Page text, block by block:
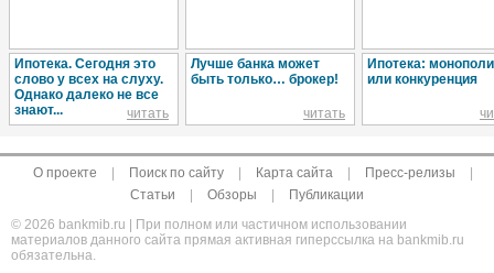
Ипотека. Сегодня это
слово у всех на слуху.
Однако далеко не все
знают...
читать
Лучше банка может
быть только… брокер!
читать
Ипотека:
или конкуренция
О проекте Поиск по сайту Карта сайта Пресс-релизы
Статьи
Обзоры
Публикации
© 2026 bankmib.ru | При полном или частичном использовании
материалов данного сайта прямая активная гиперссылка на bankmib.ru
обязательна.